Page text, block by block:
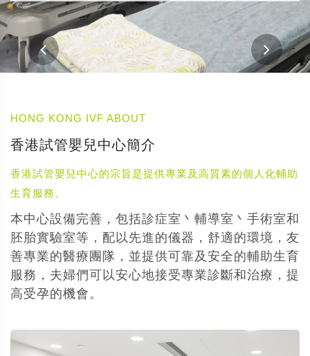
HONG KONG IVF ABOUT
香港試管嬰兒中心簡介
香港試管嬰兒中心的宗旨是提供專業及高質素的個人化輔助
生育服務。
本中心設備完善，包括診症室丶輔導室丶手術室和
胚胎實驗室等，配以先進的儀器，舒適的環境，友
善專業的醫療團隊，並提供可靠及安全的輔助生育
服務，夫婦們可以安心地接受專業診斷和治療，提
高受孕的機會。